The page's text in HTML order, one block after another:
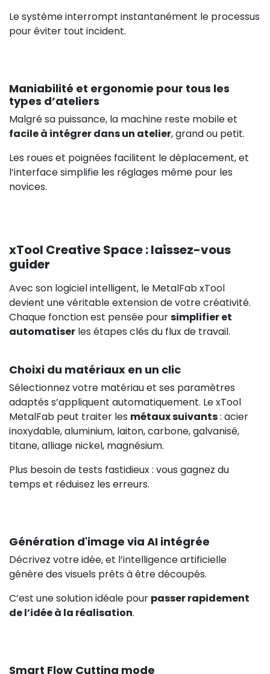
Le système interrompt instantanément le processus
pour éviter tout incident.
Maniabilité et ergonomie pour tous les
types d’ateliers
Malgré sa puissance, la machine reste mobile et
facile à intégrer dans un atelier, grand ou petit.
Les roues et poignées facilitent le déplacement, et
l’interface simplifie les réglages même pour les
novices.
xTool Creative Space : laissez-vous
guider
Avec son logiciel intelligent, le MetalFab xTool
devient une véritable extension de votre créativité.
Chaque fonction est pensée poursimplifier et
automatiser les étapes clés du flux de travail.
Choixi du matériaux en un clic
Sélectionnez votre matériau et ses paramètres
adaptés s’appliquent automatiquement. Le xTool
MetalFab peut traiter les métaux suivants: acier
inoxydable, aluminium, laiton, carbone, galvanisé,
titane, alliage nickel, magnésium.
Plus besoin de tests fastidieux : vous gagnez du
temps et réduisez les erreurs.
Génération d'image via AI intégrée
Décrivez votre idée, et l’intelligence artificielle
génère des visuels prêts à être découpés.
C’est une solution idéale pour passer rapidement
de l’idée à la réalisation.
Smart Flow Cutting mode